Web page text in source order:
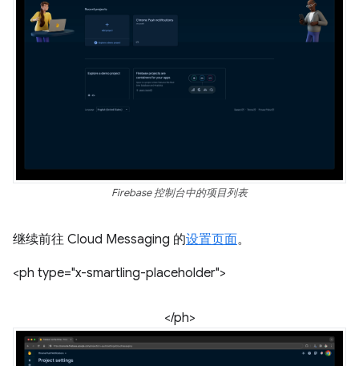
Firebase 控制台中的项目列表
继续前往 Cloud Messaging 的设置页面。
<ph type="x-smartling-placeholder">
</ph>